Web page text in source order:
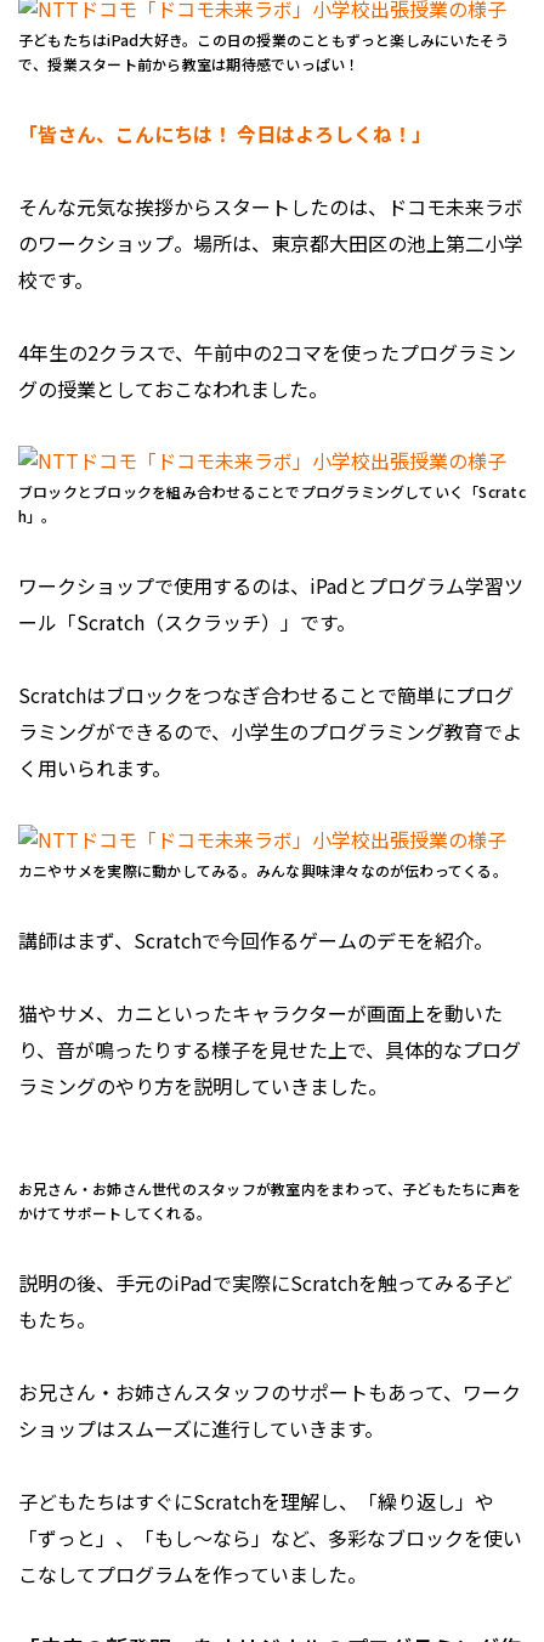
子どもたちはiPad大好き。この日の授業のこともずっと楽しみにいたそう
で、授業スタート前から教室は期待感でいっぱい！
「皆さん、こんにちは！ 今日はよろしくね！」
そんな元気な挨拶からスタートしたのは、ドコモ未来ラボ
のワークショップ。場所は、東京都大田区の池上第二小学
校です。
4年生の2クラスで、午前中の2コマを使ったプログラミン
グの授業としておこなわれました。
ブロックとブロックを組み合わせることでプログラミングしていく「Scratc
h」。
ワークショップで使用するのは、iPadとプログラム学習ツ
ール「Scratch（スクラッチ）」です。
Scratchはブロックをつなぎ合わせることで簡単にプログ
ラミングができるので、小学生のプログラミング教育でよ
く用いられます。
カニやサメを実際に動かしてみる。みんな興味津々なのが伝わってくる。
講師はまず、Scratchで今回作るゲームのデモを紹介。
猫やサメ、カニといったキャラクターが画面上を動いた
り、音が鳴ったりする様子を見せた上で、具体的なプログ
ラミングのやり方を説明していきました。
お兄さん・お姉さん世代のスタッフが教室内をまわって、子どもたちに声を
かけてサポートしてくれる。
説明の後、手元のiPadで実際にScratchを触ってみる子ど
もたち。
お兄さん・お姉さんスタッフのサポートもあって、ワーク
ショップはスムーズに進行していきます。
子どもたちはすぐにScratchを理解し、「繰り返し」や
「ずっと」、「もし〜なら」など、多彩なブロックを使い
こなしてプログラムを作っていました。